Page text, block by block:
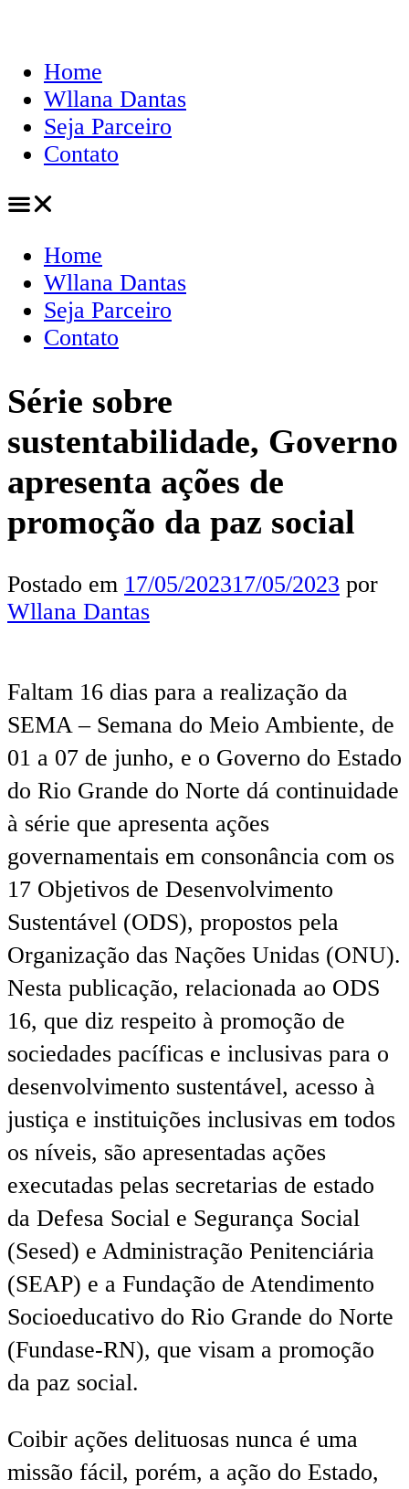
Home
Wllana Dantas
Seja Parceiro
Contato
Home
Wllana Dantas
Seja Parceiro
Contato
Série sobre
sustentabilidade, Governo
apresenta ações de
promoção da paz social
Postado em 17/05/202317/05/2023 por
Wllana Dantas
Faltam 16 dias para a realização da
SEMA – Semana do Meio Ambiente, de
01 a 07 de junho, e o Governo do Estado
do Rio Grande do Norte dá continuidade
à série que apresenta ações
governamentais em consonância com os
17 Objetivos de Desenvolvimento
Sustentável (ODS), propostos pela
Organização das Nações Unidas (ONU).
Nesta publicação, relacionada ao ODS
16, que diz respeito à promoção de
sociedades pacíficas e inclusivas para o
desenvolvimento sustentável, acesso à
justiça e instituições inclusivas em todos
os níveis, são apresentadas ações
executadas pelas secretarias de estado
da Defesa Social e Segurança Social
(Sesed) e Administração Penitenciária
(SEAP) e a Fundação de Atendimento
Socioeducativo do Rio Grande do Norte
(Fundase-RN), que visam a promoção
da paz social.
Coibir ações delituosas nunca é uma
missão fácil, porém, a ação do Estado,